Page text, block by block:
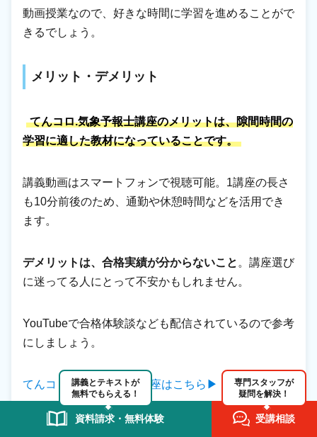
動画授業なので、好きな時間に学習を進めることがで
きるでしょう。
メリット・デメリット
てんコロ.気象予報士講座のメリットは、隙間時間の
学習に適した教材になっていることです。
講義動画はスマートフォンで視聴可能。1講座の長さ
も10分前後のため、通勤や休憩時間などを活用でき
ます。
デメリットは、合格実績が分からないこと 。講座選び
に迷ってる人にとって不安かもしれません。
YouTubeで合格体験談なども配信されているので参考
にしましょう。
てんコロ.の気象予報士講座はこちら▶
講義とテキストが
無料でもらえる！
資料請求・無料体験
専門スタッフが
疑問を解決！
受講相談